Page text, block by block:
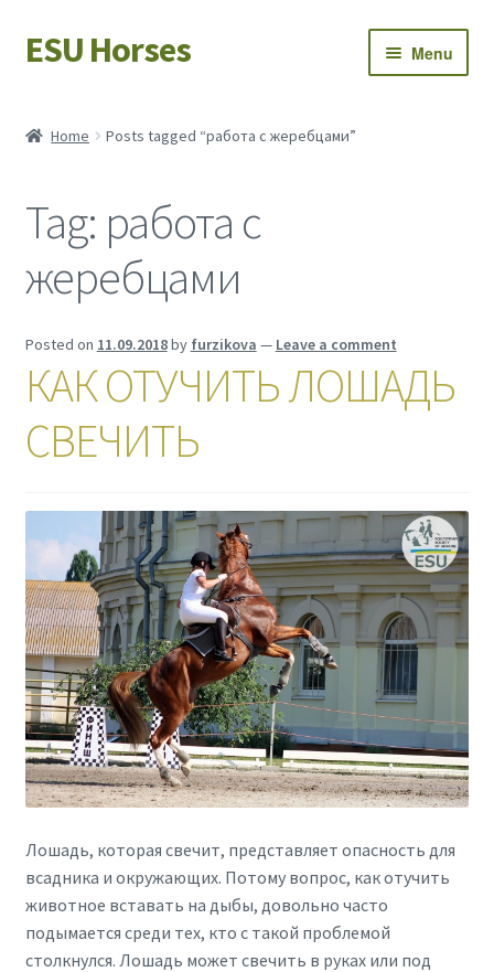
Skip
to
Skip
to
ESU Horses Menu
Save Horses
My account
Home Posts tagged “работа с жеребцами”
Tag: работа с
жеребцами
Posted on 11.09.2018by furzikova — Leave a comment
КАК ОТУЧИТЬ ЛОШАДЬ
СВЕЧИТЬ
Лошадь, которая свечит, представляет опасность для
всадника и окружающих. Потому вопрос, как отучить
животное вставать на дыбы, довольно часто
подымается среди тех, кто с такой проблемой
столкнулся. Лошадь может свечить в руках или под